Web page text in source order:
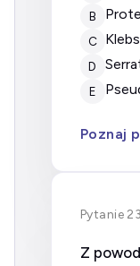
B
C
D
E
Poznaj
Pytanie 23
Z